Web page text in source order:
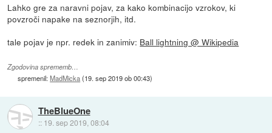
Lahko gre za naravni pojav, za kako kombinacijo vzrokov, ki
povzroči napake na seznorjih, itd.
tale pojav je npr. redek in zanimiv: Ball lightning @ Wikipedia
Zgodovina sprememb…
spremenil:MadMicka(19. sep 2019 ob 00:43)
TheBlueOne
:: 19. sep 2019, 08:04